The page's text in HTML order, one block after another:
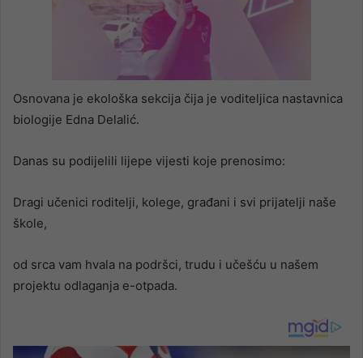
Osnovana je ekološka sekcija čija je voditeljica nastavnica
biologije Edna Delalić.
Danas su podijelili lijepe vijesti koje prenosimo:
Dragi učenici roditelji, kolege, građani i svi prijatelji naše
škole,
od srca vam hvala na podršci, trudu i učešću u našem
projektu odlaganja e-otpada.